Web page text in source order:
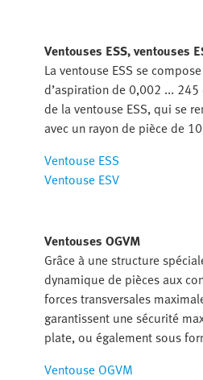
Ventouses ESS, ventouses
La ventouse ESS se
d’aspiration de 0,002 ... 245
de la ventouse ESS, qui se
avec un rayon de pièce de
Ventouse ESS
Ventouse ESV
Ventouses OGVM
Grâce à une structure
dynamique de pièces aux
forces transversales
garantissent une sécurité
plate, ou également sous
Ventouse OGVM